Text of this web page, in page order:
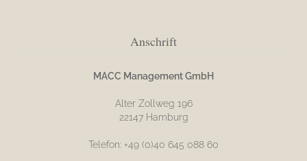
Anschrift
MACC Management GmbH
Alter Zollweg 196
22147 Hamburg
Telefon: +49 (0)40 645 088 60